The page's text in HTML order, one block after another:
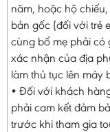
năm, hoặc hộ
bản gốc (đối với trẻ
cùng bố mẹ phải có
xác nhận của địa
làm thủ tục lên máy
• Đối với khách
phải cam kết đảm
trước khi tham gia